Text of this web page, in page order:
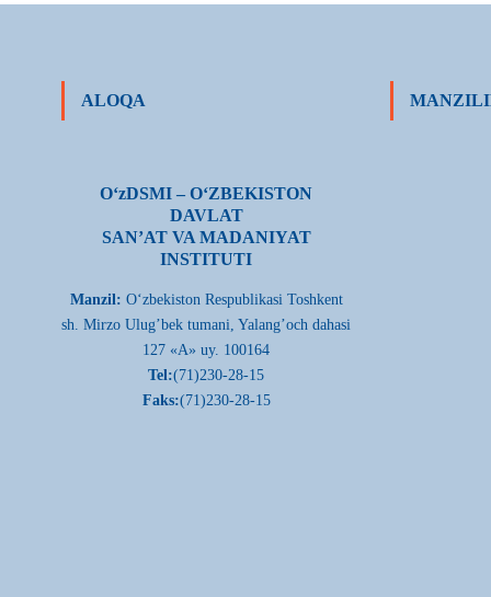
ALOQA
О‘zDSMI – О‘ZBEKISTON
DAVLAT
SAN’AT VA MADANIYAT
INSTITUTI
Manzil: О‘zbekiston Respublikasi Toshkent
sh. Mirzo Ulug’bek tumani, Yalang’och dahasi
127 «A» uy. 100164
Tel:(71)230-28-15
Faks:(71)230-28-15